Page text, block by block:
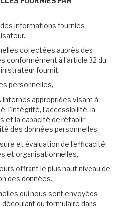
informations fournies
collectées auprès des
conformément à l'article 32 du
fournit:
personnelles,
appropriées visant à
l'intégrité, l'accessibilité, la
et la capacité de rétablir
des données personnelles,
et évaluation de l'efficacité
et organisationnelles,
offrant le plus haut niveau de
des données.
qui nous sont envoyées
du formulaire dans